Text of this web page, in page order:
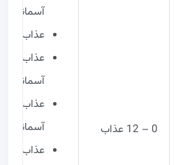
0 – 12 عذاب
آسمانی
عذاب پنجم = سطح
آسمانی
آسمانی